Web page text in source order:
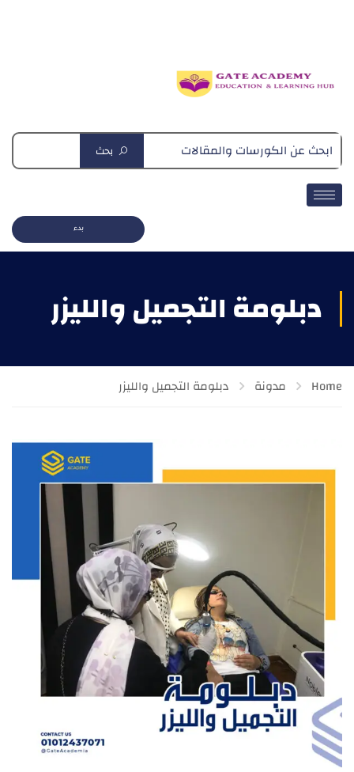
بحث
بدء
دبلومة التجميل والليزر
Home مدونة دبلومة التجميل والليزر